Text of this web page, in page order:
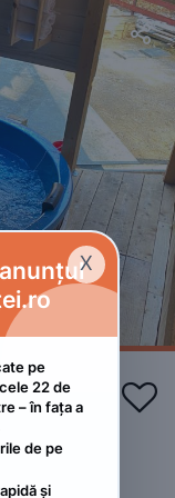


X
pe
22 de
– în fața a
de pe
și